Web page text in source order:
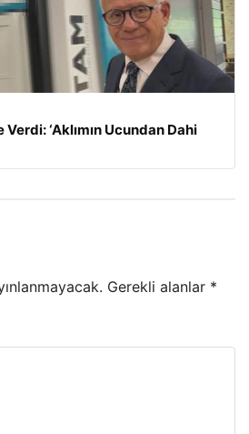
‘Aklımın Ucundan Dahi
Gerekli alanlar *